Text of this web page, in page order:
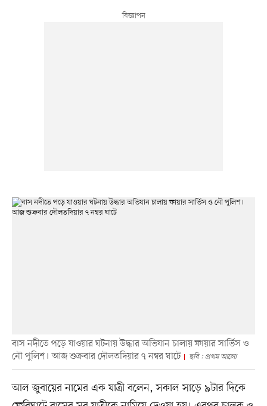
বাস নদীতে পড়ে যাওয়ার ঘটনায় উদ্ধার অভিযান চালায় ফায়ার সার্ভিস ও
নৌ পুলিশ। আজ শুক্রবার দৌলতদিয়ার ৭ নম্বর ঘাটে
ছবি : প্রথম আলো
আল জুবায়ের নামের এক যাত্রী বলেন, সকাল সাড়ে ৯টার দিকে